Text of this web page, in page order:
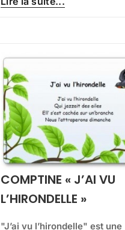
COMPTINE « J’AI VU
L’HIRONDELLE »
"J’ai vu l’hirondelle" est une